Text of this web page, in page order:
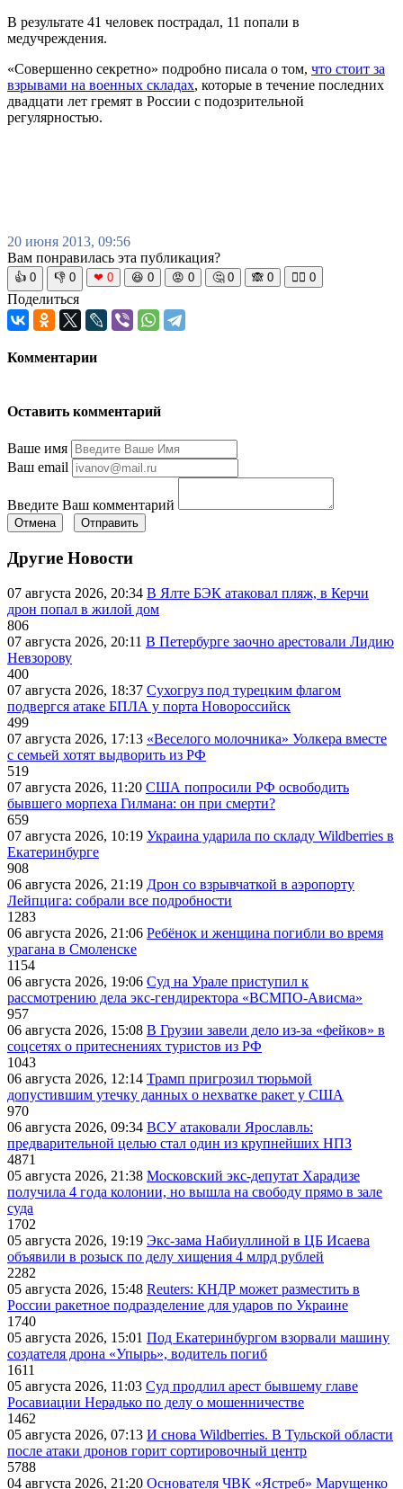
В результате 41 человек пострадал, 11 попали в
медучреждения.
«Совершенно секретно» подробно писала о том, что стоит за
взрывами на военных складах, которые в течение последних
двадцати лет гремят в России с подозрительной
регулярностью.
20 июня 2013, 09:56
Вам понравилась эта публикация?
👍 0 👎 0 ❤ 0 😆 0 😡 0 🤔 0 🙈 0 🧘‍♀️ 0
Поделиться
Комментарии
Оставить комментарий
Ваше имя
Ваш email
Введите Ваш комментарий
Отмена Отправить
Другие Новости
07 августа 2026, 20:34 В Ялте БЭК атаковал пляж, в Керчи
дрон попал в жилой дом
806
07 августа 2026, 20:11 В Петербурге заочно арестовали Лидию
Невзорову
400
07 августа 2026, 18:37 Сухогруз под турецким флагом
подвергся атаке БПЛА у порта Новороссийск
499
07 августа 2026, 17:13 «Веселого молочника» Уолкера вместе
с семьей хотят выдворить из РФ
519
07 августа 2026, 11:20 США попросили РФ освободить
бывшего морпеха Гилмана: он при смерти?
659
07 августа 2026, 10:19 Украина ударила по складу Wildberries в
Екатеринбурге
908
06 августа 2026, 21:19 Дрон со взрывчаткой в аэропорту
Лейпцига: собрали все подробности
1283
06 августа 2026, 21:06 Ребёнок и женщина погибли во время
урагана в Смоленске
1154
06 августа 2026, 19:06 Суд на Урале приступил к
рассмотрению дела экс-гендиректора «ВСМПО-Ависма»
957
06 августа 2026, 15:08 В Грузии завели дело из-за «фейков» в
соцсетях о притеснениях туристов из РФ
1043
06 августа 2026, 12:14 Трамп пригрозил тюрьмой
допустившим утечку данных о нехватке ракет у США
970
06 августа 2026, 09:34 ВСУ атаковали Ярославль:
предварительной целью стал один из крупнейших НПЗ
4871
05 августа 2026, 21:38 Московский экс-депутат Харадизе
получила 4 года колонии, но вышла на свободу прямо в зале
суда
1702
05 августа 2026, 19:19 Экс-зама Набиуллиной в ЦБ Исаева
объявили в розыск по делу хищения 4 млрд рублей
2282
05 августа 2026, 15:48 Reuters: КНДР может разместить в
России ракетное подразделение для ударов по Украине
1740
05 августа 2026, 15:01 Под Екатеринбургом взорвали машину
создателя дрона «Упырь», водитель погиб
1611
05 августа 2026, 11:03 Суд продлил арест бывшему главе
Росавиации Нерадько по делу о мошенничестве
1462
05 августа 2026, 07:13 И снова Wildberries. В Тульской области
после атаки дронов горит сортировочный центр
5788
04 августа 2026, 21:20 Основателя ЧВК «Ястреб» Марущенко